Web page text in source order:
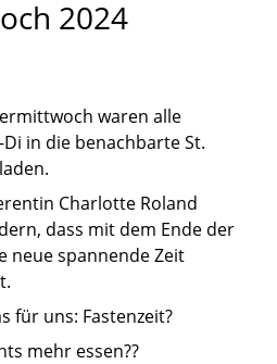
2024
waren alle
in die benachbarte St.
Charlotte Roland
dass mit dem Ende der
neue spannende Zeit
für uns: Fastenzeit?
mehr essen??